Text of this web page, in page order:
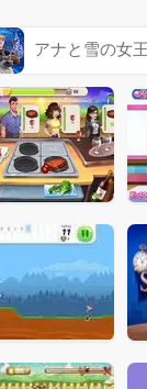
アナと雪の女